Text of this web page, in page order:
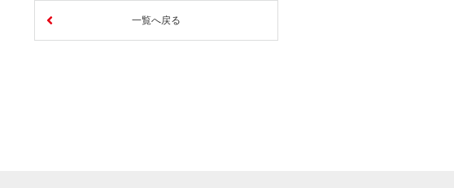
一覧へ戻る